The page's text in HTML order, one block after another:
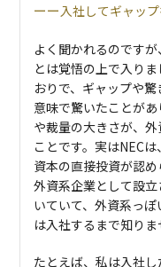
入社してギャッ
よく聞かれるのです
とは覚悟の上で入り
おりで、ギャップや
意味で驚いたことが
や裁量の大きさが、
ことです。実はNEC
資本の直接投資が認
外資系企業として設
いていて、外資系っ
は入社するまで知りま
たとえば、私は入社